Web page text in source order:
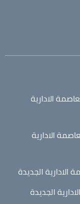
الادارية
الادارية
الجديدة
الجديدة